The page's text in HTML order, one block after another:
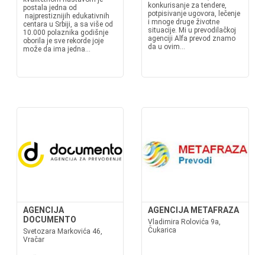
postala jedna od
najprestiznijih edukativnih
centara u Srbiji, a sa više od
10.000 polaznika godišnje
oborila je sve rekorde joje
može da ima jedna...
konkurisanje za tendere,
potpisivanje ugovora, lečenje
i mnoge druge životne
situacije. Mi u prevodilačkoj
agenciji Alfa prevod znamo
da u ovim...
AGENCIJA
DOCUMENTO
Svetozara Markovića 46,
Vračar
AGENCIJA METAFRAZA
Vladimira Rolovića 9a,
Čukarica